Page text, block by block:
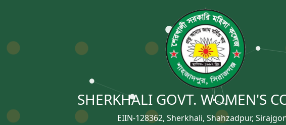
SHERKHALI GOVT. WOMEN'S
EIIN-128362, Sherkhali, Shahzadpur,